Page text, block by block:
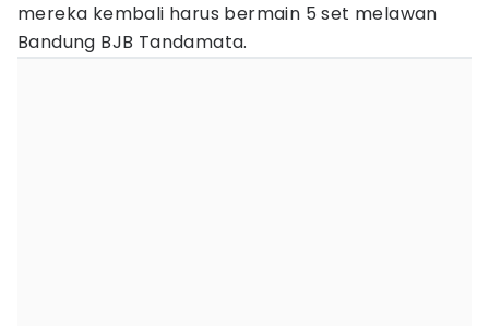
mereka kembali harus bermain 5 set melawan
Bandung BJB Tandamata.